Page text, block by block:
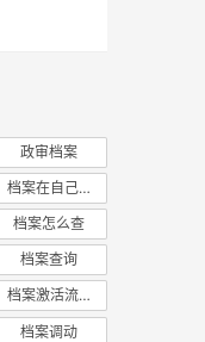
政审档案
档案在自己手里
档案怎么查
档案查询
档案激活流程
档案调动